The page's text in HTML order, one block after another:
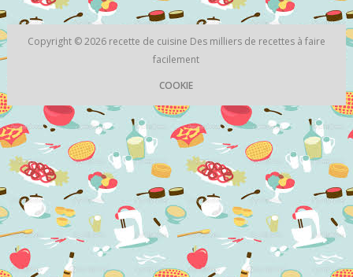
Copyright © 2026 recette de cuisine Des milliers de recettes à faire
facilement
COOKIE